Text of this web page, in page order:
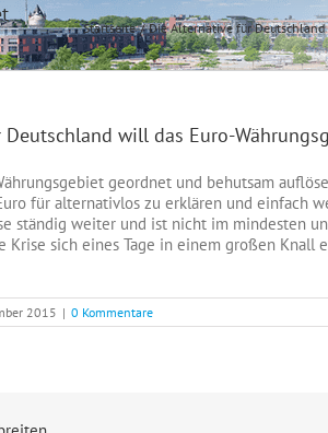
Startseite Die Alternative für
will das Euro-
geordnet und behutsam
für alternativlos zu erklären und einfach
ständig weiter und ist nicht im mindesten
Krise sich eines Tage in einem großen
2015 | 0 Kommentare